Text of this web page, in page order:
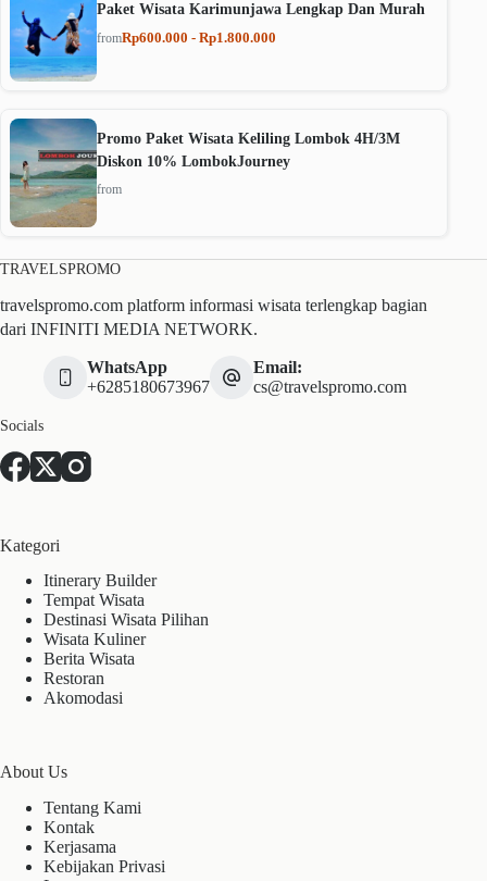
Paket Wisata Karimunjawa Lengkap Dan Murah
fromRp600.000 - Rp1.800.000
Promo Paket Wisata Keliling Lombok 4H/3M
Diskon 10% LombokJourney
from
TRAVELSPROMO
travelspromo.com platform informasi wisata terlengkap bagian
dari INFINITI MEDIA NETWORK.
WhatsApp
+6285180673967
Email:
cs@travelspromo.com
Socials
Kategori
Itinerary Builder
Tempat Wisata
Destinasi Wisata Pilihan
Wisata Kuliner
Berita Wisata
Restoran
Akomodasi
About Us
Tentang Kami
Kontak
Kerjasama
Kebijakan Privasi